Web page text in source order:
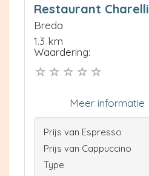
Restaurant Charelli
Breda
1.3 km
Waardering:
Meer informatie
Prijs van Espresso
Prijs van Cappuccino
Type